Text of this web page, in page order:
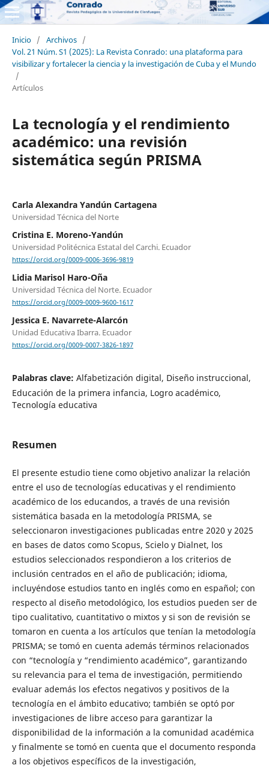
Inicio / Archivos /
Vol. 21 Núm. S1 (2025): La Revista Conrado: una plataforma para
visibilizar y fortalecer la ciencia y la investigación de Cuba y el Mundo
/
Artículos
La tecnología y el rendimiento
académico: una revisión
sistemática según PRISMA
Carla Alexandra Yandún Cartagena
Universidad Técnica del Norte
Cristina E. Moreno-Yandún
Universidad Politécnica Estatal del Carchi. Ecuador
https://orcid.org/0009-0006-3696-9819
Lidia Marisol Haro-Oña
Universidad Técnica del Norte. Ecuador
https://orcid.org/0009-0009-9600-1617
Jessica E. Navarrete-Alarcón
Unidad Educativa Ibarra. Ecuador
https://orcid.org/0009-0007-3826-1897
Palabras clave: Alfabetización digital, Diseño instruccional,
Educación de la primera infancia, Logro académico,
Tecnología educativa
Resumen
El presente estudio tiene como objetivo analizar la relación
entre el uso de tecnologías educativas y el rendimiento
académico de los educandos, a través de una revisión
sistemática basada en la metodología PRISMA, se
seleccionaron investigaciones publicadas entre 2020 y 2025
en bases de datos como Scopus, Scielo y Dialnet, los
estudios seleccionados respondieron a los criterios de
inclusión centrados en el año de publicación; idioma,
incluyéndose estudios tanto en inglés como en español; con
respecto al diseño metodológico, los estudios pueden ser de
tipo cualitativo, cuantitativo o mixtos y si son de revisión se
tomaron en cuenta a los artículos que tenían la metodología
PRISMA; se tomó en cuenta además términos relacionados
con “tecnología y “rendimiento académico”, garantizando
su relevancia para el tema de investigación, permitiendo
evaluar además los efectos negativos y positivos de la
tecnología en el ámbito educativo; también se optó por
investigaciones de libre acceso para garantizar la
disponibilidad de la información a la comunidad académica
y finalmente se tomó en cuenta que el documento responda
a los objetivos específicos de la investigación,